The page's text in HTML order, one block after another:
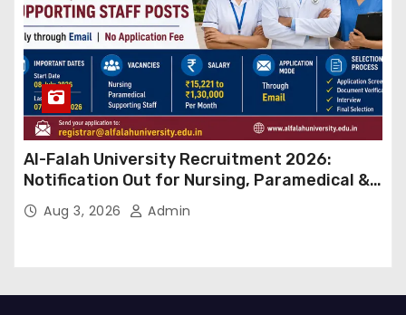
Al-Falah University Recruitment 2026:
Notification Out for Nursing, Paramedical &
Supporting Staff Posts, Apply Through Email
Aug 3, 2026 Admin